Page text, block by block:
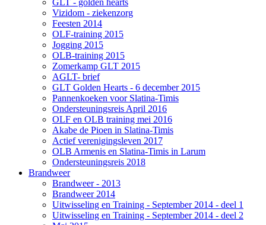
GLT - golden hearts
Vizidom - ziekenzorg
Feesten 2014
OLF-training 2015
Jogging 2015
OLB-training 2015
Zomerkamp GLT 2015
AGLT- brief
GLT Golden Hearts - 6 december 2015
Pannenkoeken voor Slatina-Timis
Ondersteuningsreis April 2016
OLF en OLB training mei 2016
Akabe de Pioen in Slatina-Timis
Actief verenigingsleven 2017
OLB Armenis en Slatina-Timis in Larum
Ondersteuningsreis 2018
Brandweer
Brandweer - 2013
Brandweer 2014
Uitwisseling en Training - September 2014 - deel 1
Uitwisseling en Training - September 2014 - deel 2